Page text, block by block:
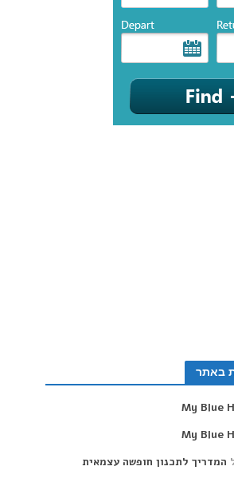
באתר
My Blue
My Blue
המדריך לתכנון חופשה עצמאית